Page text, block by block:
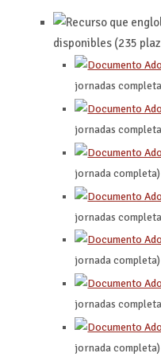
disponibles (235
jornadas
jornadas
jornada completa)
jornadas
jornada completa)
jornadas
jornada completa)